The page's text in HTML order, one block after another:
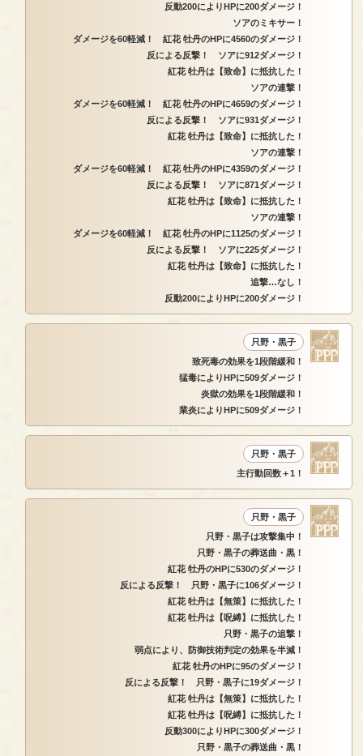
反動200によりHPに200ダメージ！
ソアのミキサー！
ダメージを60軽減！ 紅花 牡丹のHPに4560のダメージ！
反による反撃！ ソアに912ダメージ！
紅花 牡丹は【致命】に抵抗した！
ソアの連撃！
ダメージを60軽減！ 紅花 牡丹のHPに4659のダメージ！
反による反撃！ ソアに931ダメージ！
紅花 牡丹は【致命】に抵抗した！
ソアの連撃！
ダメージを60軽減！ 紅花 牡丹のHPに4359のダメージ！
反による反撃！ ソアに871ダメージ！
紅花 牡丹は【致命】に抵抗した！
ソアの連撃！
ダメージを60軽減！ 紅花 牡丹のHPに1125のダメージ！
反による反撃！ ソアに225ダメージ！
紅花 牡丹は【致命】に抵抗した！
追撃…なし！
反動200によりHPに200ダメージ！
只野・黒子
致死毒の効果を1段階緩和！
猛毒によりHPに509ダメージ！
炎獄の効果を1段階緩和！
業炎によりHPに509ダメージ！
只野・黒子
主行動回数＋1！
只野・黒子
只野・黒子は攻撃集中！
只野・黒子の葬送曲・黒！
紅花 牡丹のHPに530のダメージ！
反による反撃！ 只野・黒子に106ダメージ！
紅花 牡丹は【無策】に抵抗した！
紅花 牡丹は【呪縛】に抵抗した！
只野・黒子の追撃！
弱点により、防御技術判定の効果を半減！
紅花 牡丹のHPに95のダメージ！
反による反撃！ 只野・黒子に19ダメージ！
紅花 牡丹は【無策】に抵抗した！
紅花 牡丹は【呪縛】に抵抗した！
反動300によりHPに300ダメージ！
只野・黒子の葬送曲・黒！